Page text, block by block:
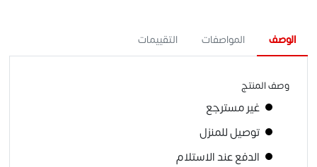
الوصف المواصفات التقييمات
وصف المنتج
غير مسترجع
توصيل للمنزل
الدفع عند الاستلام